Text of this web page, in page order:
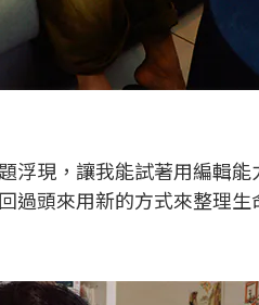
浮現，讓我能試著用編輯
頭來用新的方式來整理生